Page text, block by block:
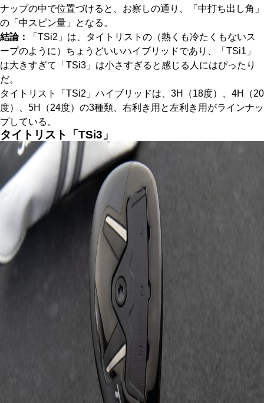
ナップの中で位置づけると、お察しの通り、「中打ち出し角」
の「中スピン量」となる。
結論：
「TSi2」は、タイトリストの（熱くも冷たくもないス
ープのように）ちょうどいいハイブリッドであり、「TSi1」
は大きすぎて「TSi3」は小さすぎると感じる人にはぴったり
だ。
タイトリスト「TSi2」ハイブリッドは、3H（18度）、4H（20
度）、5H（24度）の3種類、右利き用と左利き用がラインナッ
プしている。
タイトリスト「TSi3」